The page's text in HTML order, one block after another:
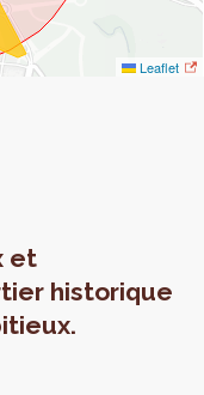
Leaflet
et
historique